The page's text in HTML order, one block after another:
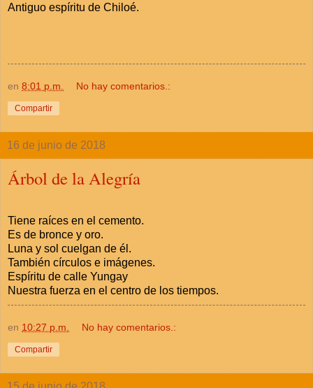
Antiguo espíritu de Chiloé.
en 8:01 p.m. No hay comentarios.:
Compartir
16 de junio de 2018
Árbol de la Alegría
Tiene raíces en el cemento.
Es de bronce y oro.
Luna y sol cuelgan de él.
También círculos e imágenes.
Espíritu de calle Yungay
Nuestra fuerza en el centro de los tiempos.
en 10:27 p.m. No hay comentarios.:
Compartir